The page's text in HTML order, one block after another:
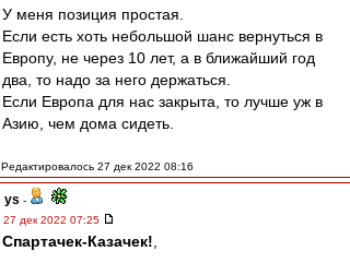
У меня позиция простая.
Если есть хоть небольшой шанс вернуться в
Европу, не через 10 лет, а в ближайший год
два, то надо за него держаться.
Если Европа для нас закрыта, то лучше уж в
Азию, чем дома сидеть.
Редактировалось 27 дек 2022 08:16
ys -
27 дек 2022 07:25
Спартачек-Казачек!